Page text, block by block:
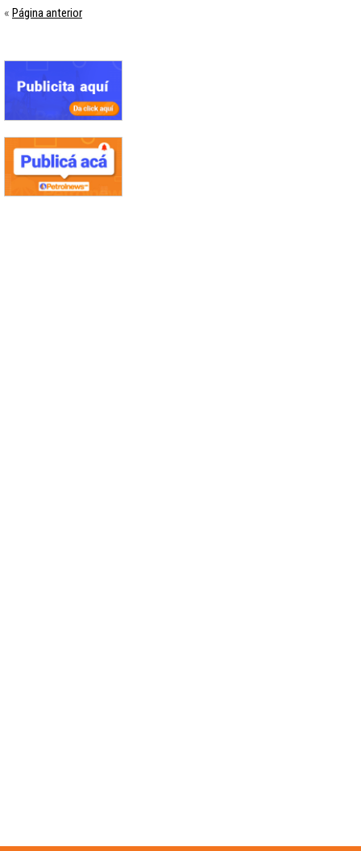
« Página anterior